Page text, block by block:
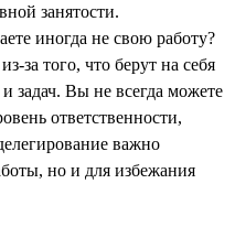
занятости.
иногда не свою работу?
за того, что берут на себя
задач. Вы не всегда можете
ответственности,
важно
но и для избежания